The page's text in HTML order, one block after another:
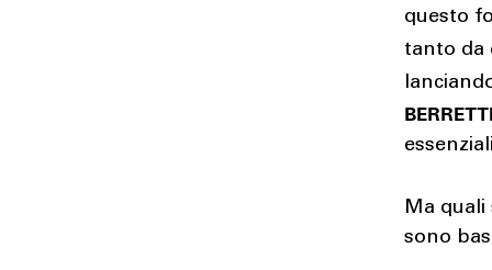
questo
tanto da
Ma quali
sono